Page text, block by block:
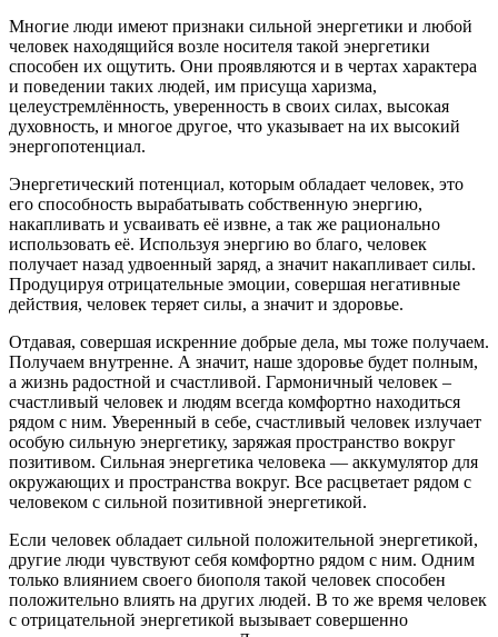
Многие люди имеют признаки сильной энергетики и любой
человек находящийся возле носителя такой энергетики
способен их ощутить. Они проявляются и в чертах характера
и поведении таких людей, им присуща харизма,
целеустремлённость, уверенность в своих силах, высокая
духовность, и многое другое, что указывает на их высокий
энергопотенциал.
Энергетический потенциал, которым обладает человек, это
его способность вырабатывать собственную энергию,
накапливать и усваивать её извне, а так же рационально
использовать её. Используя энергию во благо, человек
получает назад удвоенный заряд, а значит накапливает силы.
Продуцируя отрицательные эмоции, совершая негативные
действия, человек теряет силы, а значит и здоровье.
Отдавая, совершая искренние добрые дела, мы тоже получаем.
Получаем внутренне. А значит, наше здоровье будет полным,
а жизнь радостной и счастливой. Гармоничный человек –
счастливый человек и людям всегда комфортно находиться
рядом с ним. Уверенный в себе, счастливый человек излучает
особую сильную энергетику, заряжая пространство вокруг
позитивом. Сильная энергетика человека — аккумулятор для
окружающих и пространства вокруг. Все расцветает рядом с
человеком с сильной позитивной энергетикой.
Если человек обладает сильной положительной энергетикой,
другие люди чувствуют себя комфортно рядом с ним. Одним
только влиянием своего биополя такой человек способен
положительно влиять на других людей. В то же время человек
с отрицательной энергетикой вызывает совершенно